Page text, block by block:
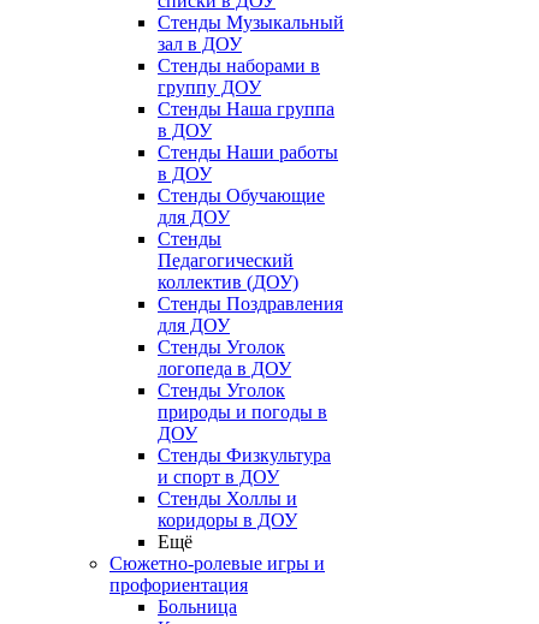
Стенды Музыкальный
зал в ДОУ
Стенды наборами в
группу ДОУ
Стенды Наша группа
в ДОУ
Стенды Наши работы
в ДОУ
Стенды Обучающие
для ДОУ
Стенды
Педагогический
коллектив (ДОУ)
Стенды Поздравления
для ДОУ
Стенды Уголок
логопеда в ДОУ
Стенды Уголок
природы и погоды в
ДОУ
Стенды Физкультура
и спорт в ДОУ
Стенды Холлы и
коридоры в ДОУ
Ещё
Сюжетно-ролевые игры и
профориентация
Больница